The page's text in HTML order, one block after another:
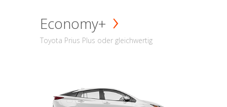
Economy+
Toyota Prius Plus oder gleichwertig